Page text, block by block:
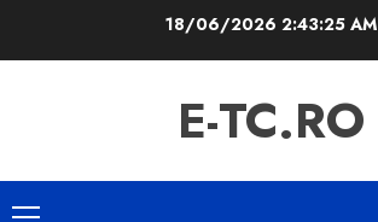
18/06/2026 2:43:26 AM
E-TC.RO